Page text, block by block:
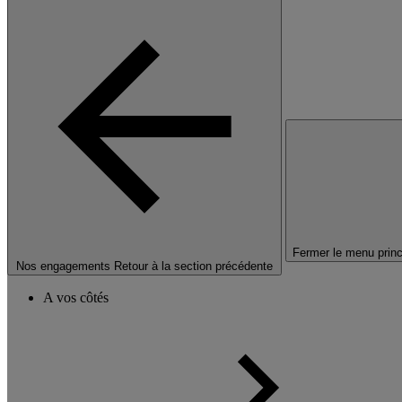
Nos engagements Retour à la section précédente
Fermer le menu
A vos côtés